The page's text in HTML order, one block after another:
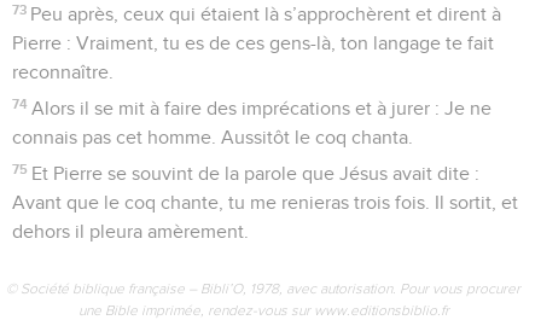
73 Peu après, ceux qui étaient là s’approchèrent et dirent à
Pierre : Vraiment, tu es de ces gens-là, ton langage te fait
reconnaître.
74 Alors il se mit à faire des imprécations et à jurer : Je ne
connais pas cet homme. Aussitôt le coq chanta.
75 Et Pierre se souvint de la parole que Jésus avait dite :
Avant que le coq chante, tu me renieras trois fois. Il sortit, et
dehors il pleura amèrement.
© Société biblique française – Bibli’O, 1978, avec autorisation. Pour vous procurer
une Bible imprimée, rendez-vous sur www.editionsbiblio.fr